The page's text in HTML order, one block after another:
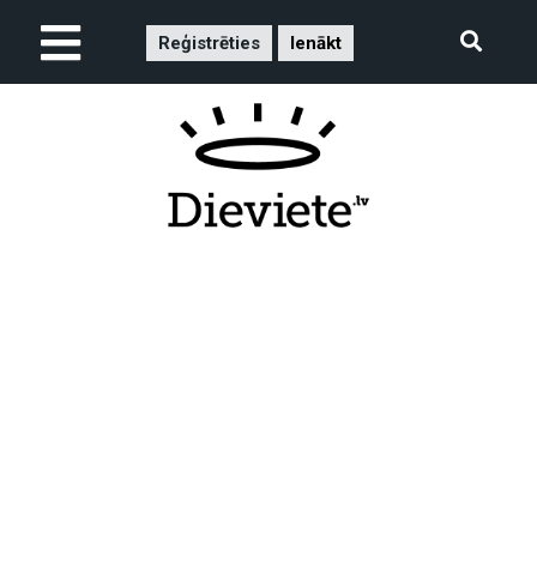
Reģistrēties Ienākt